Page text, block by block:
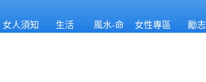
女人須知 生活
風水-命
女性專區 勵志